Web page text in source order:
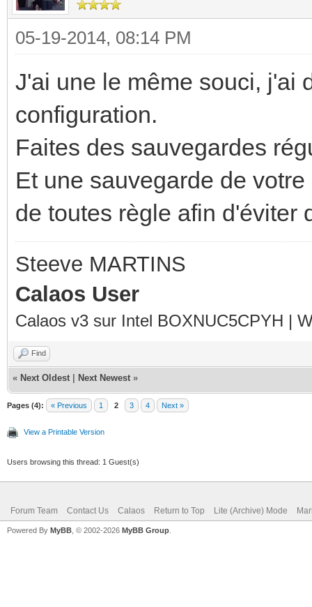
05-19-2014, 08:14 PM
J'ai une le même souci, j'ai
configuration.
Faites des sauvegardes
Et une sauvegarde de
de toutes règle afin d'éviter
Steeve MARTINS
Calaos User
Calaos v3 sur Intel BOXNUC5CPYH |
Find
« Next Oldest Next Newest »
Pages (4): « Previous 1 2 3 4 Next »
View a Printable Version
Users browsing this thread: 1 Guest(s)
Forum Team Contact Us Calaos Return to Top Lite (Archive) Mode
Powered By MyBB , © 2002-2026 MyBB Group